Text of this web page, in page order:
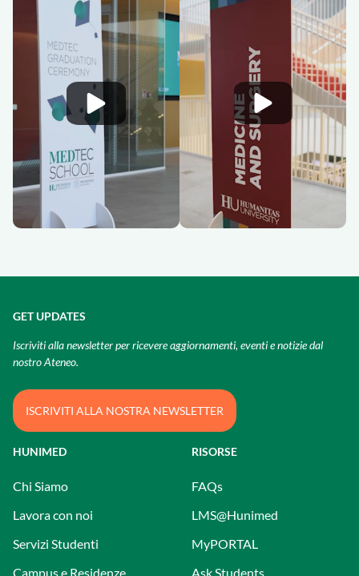
HUNIMED
Chi Siamo
Lavora con noi
Servizi Studenti
Campus e Residenze
RISORSE
FAQs
LMS@Hunimed
MyPORTAL
Ask Students
GET UPDATES
Iscriviti alla newsletter per ricevere aggiornamenti, eventi e notizie dal
nostro Ateneo.
ISCRIVITI ALLA NOSTRA NEWSLETTER